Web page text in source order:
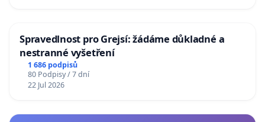
Spravedlnost pro Grejsí: žádáme důkladné a
nestranné vyšetření
1 686 podpisů
80 Podpisy / 7 dní
22 Jul 2026